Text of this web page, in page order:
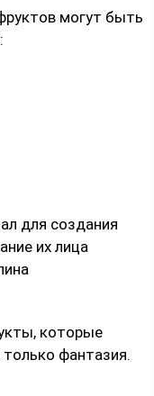
могут быть
для создания
их лица
которые
фантазия.